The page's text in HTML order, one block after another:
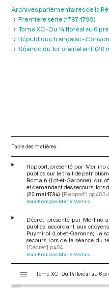
Archives parlementaires de la
Première série (1787-1799)
Tome XC - Du 14 floréal au 6
République française -
Séance du 1er prairial an II (20
Table des matières
Rapport, présenté par Merlino
publics, sur le trait de
Romain (Lot-et-Garonne), qui
et demandent des secours, lors
(20 mai 1794) [Rapport] pp.483-
Jean-François Marie Merlino
Décret, présenté par Merlino
publics, accordant aux
Puymirol (Lot-et-Garonne) la
secours, lors de la séance du
[Décret] p.484
Jean-François Marie Merlino